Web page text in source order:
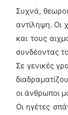
Συχνά,
αντίληψη. Οι
και τους
συνδέοντας
Σε γενικές
οι άνθρωποι
Οι ηγέτες